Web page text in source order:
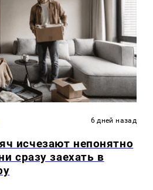
6 дней назад
исчезают непонятно
сразу заехать в